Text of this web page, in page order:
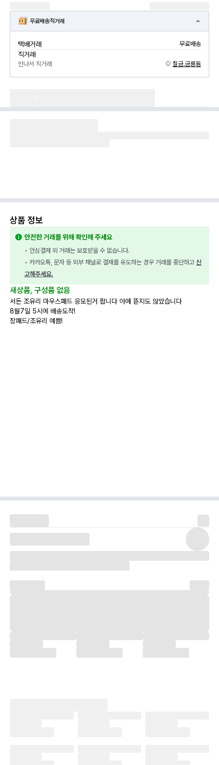
무료배송직거래
택배거래 무료배송
직거래
만나서 직거래 칠금.금릉동
상품 정보
안전한 거래를 위해 확인해 주세요
• 안심결제 외 거래는 보호받을 수 없습니다.
• 카카오톡, 문자 등 외부 채널로 결제를 유도하는 경우 거래를 중단하고 신
고해주세요.
새상품, 구성품 없음
서든 조유리 마우스패드 응모된거 팝니다 아예 뜯지도 않았습니다
8월7일 5시에 배송도착!
장패드/조유리 예쁨!